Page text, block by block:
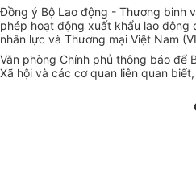
Đồng ý Bộ Lao động - Thương binh
phép hoạt động xuất khẩu lao động
nhân lực và Thương mại Việt Nam
Văn phòng Chính phủ thông báo để
Xã hội và các cơ quan liên quan